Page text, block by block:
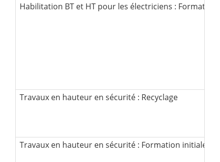
Habilitation BT et HT pour les électriciens : Formation
Travaux en hauteur en sécurité : Recyclage
Travaux en hauteur en sécurité : Formation initiale